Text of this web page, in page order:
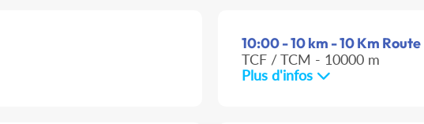
10:00 - 10 km - 10 Km Route
TCF / TCM - 10000 m
Plus d'infos